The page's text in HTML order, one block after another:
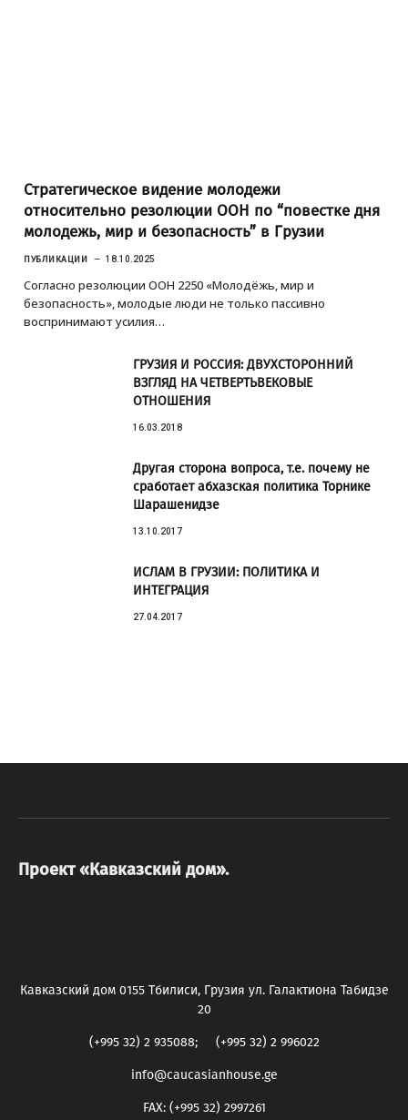
Стратегическое видение молодежи
относительно резолюции ООН по “повестке дня
молодежь, мир и безопасность” в Грузии
ПУБЛИКАЦИИ 18.10.2025
Согласно резолюции ООН 2250 «Молодёжь, мир и
безопасность», молодые люди не только пассивно
воспринимают усилия…
ГРУЗИЯ И РОССИЯ: ДВУХСТОРОННИЙ
ВЗГЛЯД НА ЧЕТВЕРТЬВЕКОВЫЕ
ОТНОШЕНИЯ
16.03.2018
Другая сторона вопроса, т.е. почему не
сработает абхазская политика Торнике
Шарашенидзе
13.10.2017
ИСЛАМ В ГРУЗИИ: ПОЛИТИКА И
ИНТЕГРАЦИЯ
27.04.2017
Проект «Кавказский дом».
Кавказский дом 0155 Тбилиси, Грузия ул. Галактиона Табидзе
20
(+995 32) 2 935088; (+995 32) 2 996022
info@caucasianhouse.ge
FAX: (+995 32) 2997261